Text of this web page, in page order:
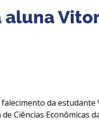
aluna
da estudante
Ciências Econômicas